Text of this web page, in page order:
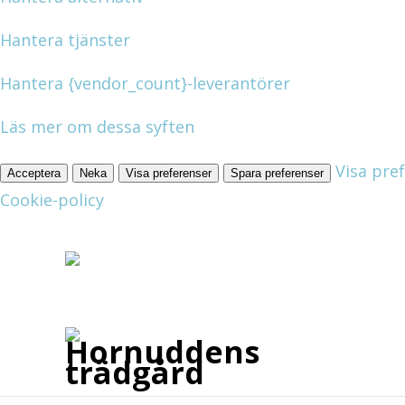
Hantera tjänster
Hantera {vendor_count}-leverantörer
Läs mer om dessa syften
Acceptera Neka Visa preferenser Spara preferenser
Visa
Cookie-policy